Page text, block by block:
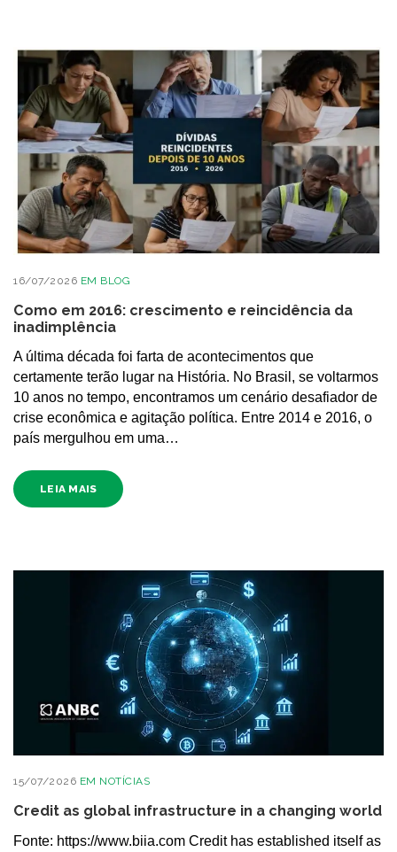
16/07/2026 EM BLOG
Como em 2016: crescimento e reincidência da
inadimplência
A última década foi farta de acontecimentos que
certamente terão lugar na História. No Brasil, se voltarmos
10 anos no tempo, encontramos um cenário desafiador de
crise econômica e agitação política. Entre 2014 e 2016, o
país mergulhou em uma…
LEIA MAIS
15/07/2026 EM NOTÍCIAS
Credit as global infrastructure in a changing world
Fonte: https://www.biia.com Credit has established itself as